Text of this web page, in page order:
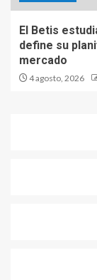
El Betis
define su
mercado
4 agosto, 2026